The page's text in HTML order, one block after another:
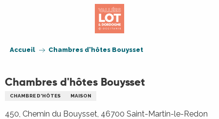
Accueil Chambres d'hôtes Bouysset
Chambres d'hôtes Bouysset
CHAMBRE D'HÔTES MAISON
450, Chemin du Bouysset, 46700 Saint-Martin-le-Redon